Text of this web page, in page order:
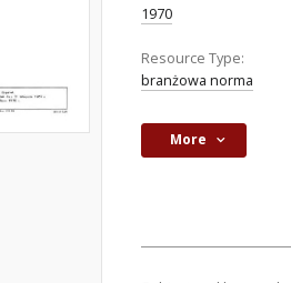
1970
Resource Type:
branżowa norma
More